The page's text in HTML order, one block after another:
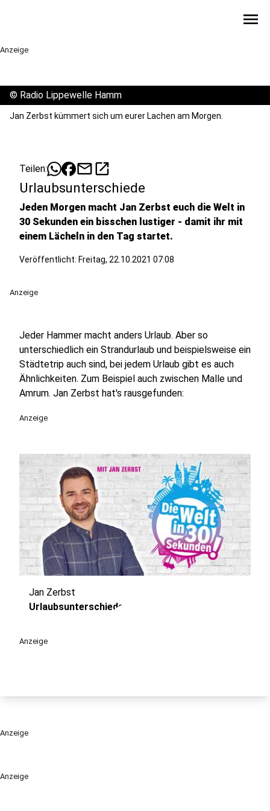
menu
Anzeige
Anzeige
© Radio Lippewelle Hamm
Jan Zerbst kümmert sich um eurer Lachen am Morgen.
Teilen: mailopen_in_new
Urlaubsunterschiede
Jeden Morgen macht Jan Zerbst euch die Welt in
30 Sekunden ein bisschen lustiger - damit ihr mit
einem Lächeln in den Tag startet.
Veröffentlicht: Freitag, 22.10.2021 07:08
Anzeige
Jeder Hammer macht anders Urlaub. Aber so
unterschiedlich ein Strandurlaub und beispielsweise ein
Städtetrip auch sind, bei jedem Urlaub gibt es auch
Ähnlichkeiten. Zum Beispiel auch zwischen Malle und
Amrum. Jan Zerbst hat's rausgefunden:
Anzeige
play_circle
Jan Zerbst
Urlaubsunterschiede
Anzeige
Anzeige